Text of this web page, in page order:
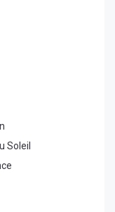
Soleil